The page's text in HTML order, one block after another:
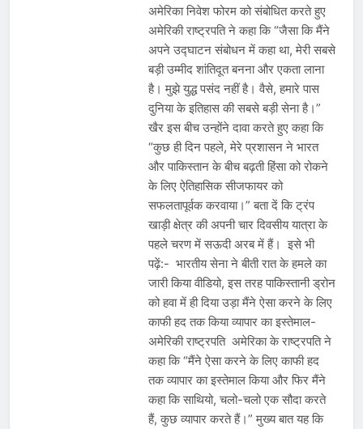
अमेरिका निवेश फोरम को संबोधित करते हुए
अमेरिकी राष्ट्रपति ने कहा कि “जैसा कि मैंने
अपने उद्घाटन संबोधन में कहा था, मेरी सबसे
बड़ी उम्मीद शांतिदूत बनना और एकता लाना
है। मुझे युद्ध पसंद नहीं है। वैसे, हमारे पास
दुनिया के इतिहास की सबसे बड़ी सेना है।”
खैर इस बीच उन्होंने दावा करते हुए कहा कि
“कुछ ही दिन पहले, मेरे प्रशासन ने भारत
और पाकिस्तान के बीच बढ़ती हिंसा को रोकने
के लिए ऐतिहासिक सीजफायर को
सफलतापूर्वक करवाया।” बता दें कि ट्रंप
खाड़ी क्षेत्र की अपनी चार दिवसीय यात्रा के
पहले चरण में सऊदी अरब में हैं। इसे भी
पढ़ें:- भारतीय सेना ने बीती रात के हमले का
जारी किया वीडियो, इस तरह पाकिस्तानी ड्रोन
को हवा में ही दिया उड़ा मैंने ऐसा करने के लिए
काफी हद तक किया व्यापार का इस्तेमाल-
अमेरिकी राष्ट्रपति अमेरिका के राष्ट्रपति ने
कहा कि “मैंने ऐसा करने के लिए काफी हद
तक व्यापार का इस्तेमाल किया और फिर मैंने
कहा कि साथियो, चलो-चलो एक सौदा करते
हैं, कुछ व्यापार करते हैं।” मुख्य बात यह कि